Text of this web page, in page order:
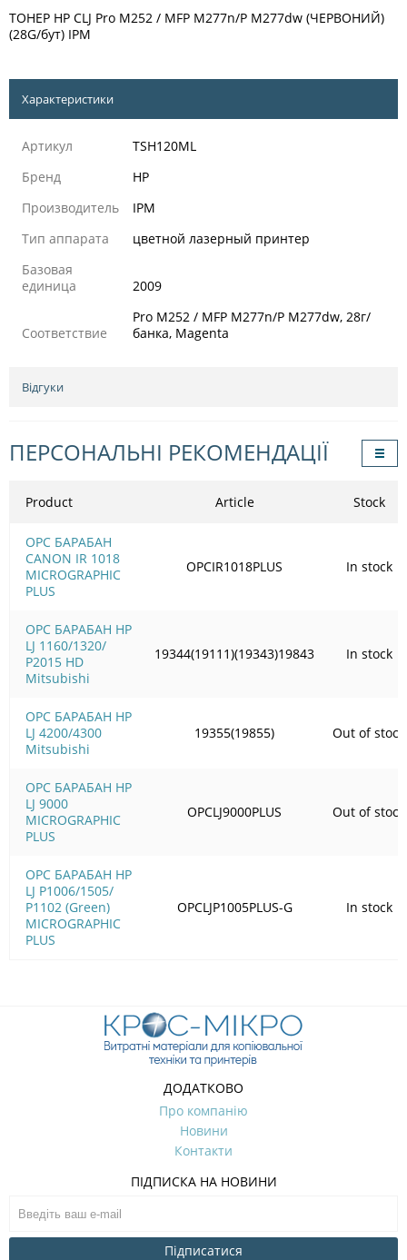
ТОНЕР HP CLJ Pro M252 / MFP M277n/P M277dw (ЧЕРВОНИЙ)
(28G/бут) IPM
Характеристики
Артикул
TSH120ML
Бренд
HP
Производитель
IPM
Тип аппарата
цветной лазерный принтер
Базовая
единица
2009
Соответствие
Pro M252 / MFP M277n/P M277dw, 28г/
банка, Magenta
Відгуки
ПЕРСОНАЛЬНІ РЕКОМЕНДАЦІЇ
Product
OPC БАРАБАН
CANON IR 1018
MICROGRAPHIC
PLUS
OPC БАРАБАН HP
LJ 1160/1320/
Р2015 HD
Mitsubishi
OPC БАРАБАН HP
LJ 4200/4300
Mitsubishi
OPC БАРАБАН HP
LJ 9000
MICROGRAPHIC
PLUS
OPC БАРАБАН HP
LJ P1006/1505/
Р1102 (Green)
MICROGRAPHIC
PLUS
Article Stock
OPCIR1018PLUS In stock
19344(19111)(19343)19843 In stock
19355(19855) Out of stock
OPCLJ9000PLUS Out of stock
OPCLJP1005PLUS-G In stock
ДОДАТКОВО
Про компанію
Новини
Контакти
ПІДПИСКА НА НОВИНИ
Підписатися